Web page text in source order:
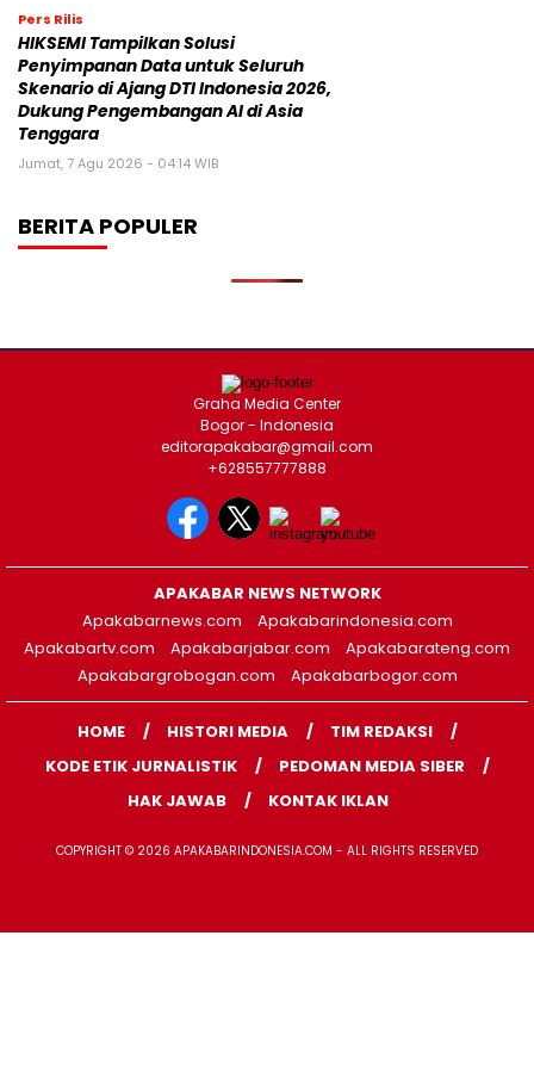
Pers Rilis
HIKSEMI Tampilkan Solusi
Penyimpanan Data untuk Seluruh
Skenario di Ajang DTI Indonesia 2026,
Dukung Pengembangan AI di Asia
Tenggara
Jumat, 7 Agu 2026 - 04:14 WIB
BERITA POPULER
Graha Media Center
Bogor - Indonesia
editorapakabar@gmail.com
+628557777888
APAKABAR NEWS NETWORK
Apakabarnews.com
Apakabarindonesia.com
Apakabartv.com
Apakabarjabar.com
Apakabarateng.com
Apakabargrobogan.com
Apakabarbogor.com
HOME HISTORI MEDIA
TIM REDAKSI
KODE ETIK JURNALISTIK
PEDOMAN MEDIA SIBER
HAK JAWAB
KONTAK IKLAN
COPYRIGHT © 2026 APAKABARINDONESIA.COM - ALL RIGHTS RESERVED